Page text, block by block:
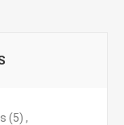
(5) ,